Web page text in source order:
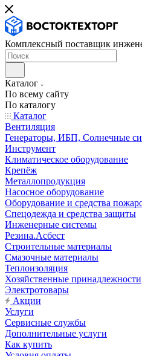
Комплексный поставщик
Каталог
По всему сайту
По каталогу
Каталог
Вентиляция
Генераторы, ИБП, Солнечные
Инструмент
Климатическое оборудование
Крепёж
Металлопродукция
Насосное оборудование
Оборудование и средства
Спецодежда и средства защиты
Инженерные системы
Резина.Асбест
Строительные материалы
Смазочные материалы
Теплоизоляция
Хозяйственные принадлежности
Электротовары
Акции
Услуги
Сервисные службы
Дополнительные услуги
Как купить